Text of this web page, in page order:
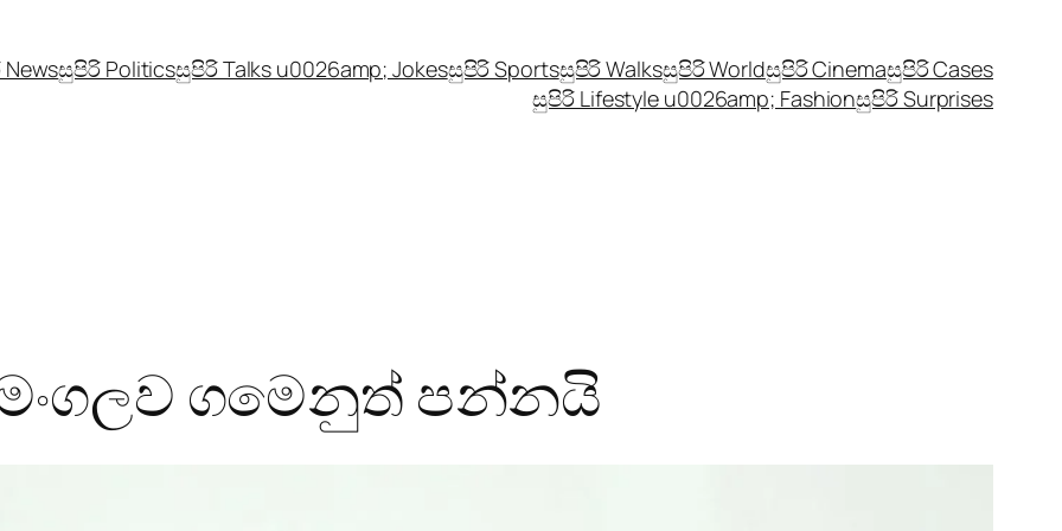
සුපිරි Politicsසුපිරි Talks u0026amp; Jokesසුපිරි Sportsසුපිරි Walksසුපිරි Worldසුපිරි Cinemaසුපිරි Cases
සුපිරි Lifestyle u0026amp; Fashionසුපිරි Surprises
ගමෙනුත් පන්නයි